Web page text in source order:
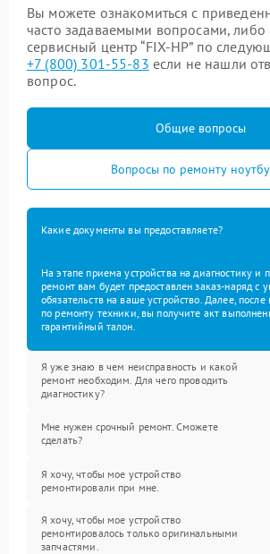
Вы можете ознакомиться с
часто задаваемыми вопросами, либо
сервисный центр “FIX-HP” по
+7 (800) 301-55-83 если не нашли
вопрос.
Общие вопросы
Вопросы по ремонту
Какие документы вы предоставляете?
На этапе приема устройства на диагностику и
ремонт вам будет предоставлен заказ-наряд с
обязательств на ваше устройство. Далее,
по ремонту техники, вы получите акт
гарантийный талон.
Я уже знаю в чем неисправность и какой
ремонт необходим. Для чего проводить
диагностику?
Мне нужен срочный ремонт. Сможете
сделать?
Я хочу, чтобы мое устройство
ремонтировали при мне.
Я хочу, чтобы мое устройство
ремонтировалось только оригинальными
запчастями.